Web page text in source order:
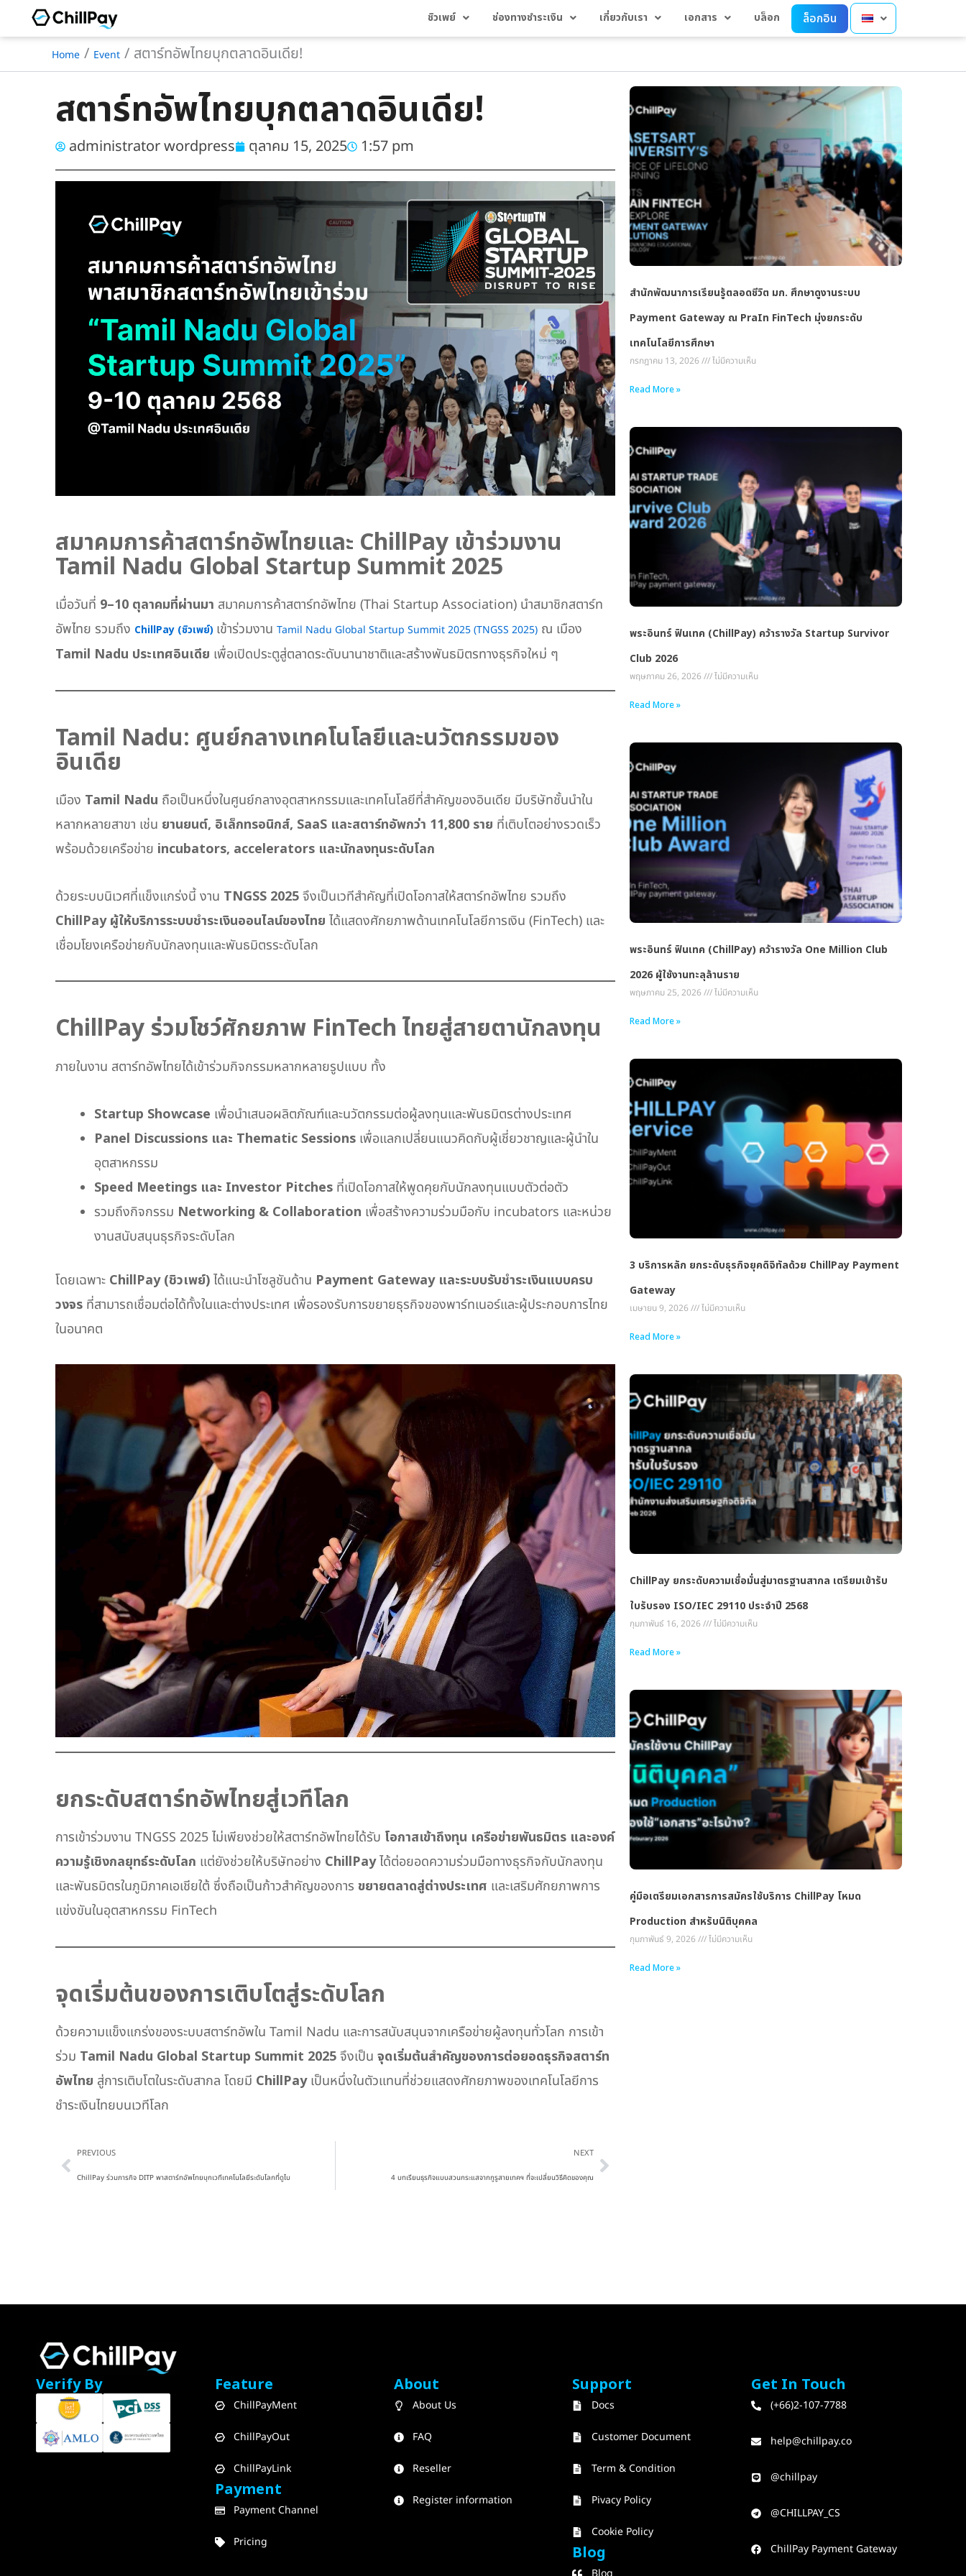
to
ชิวเพย์ ช่องทางชำระเงิน เกี่ยวกับเรา เอกสาร บล็อก ล็อกอิน
Home Event สตาร์ทอัพไทยบุกตลาดอินเดีย!
สตาร์ทอัพไทยบุกตลาดอินเดีย!
administrator wordpress ตุลาคม 15, 2025 1:57 pm
สมาคมการค้าสตาร์ทอัพไทยและ ChillPay เข้าร่วมงาน
Tamil Nadu Global Startup Summit 2025
เมื่อวันที่ 9–10 ตุลาคมที่ผ่านมา สมาคมการค้าสตาร์ทอัพไทย (Thai Startup Association) นำสมาชิกสตาร์ท
อัพไทย รวมถึง ChillPay (ชิวเพย์) เข้าร่วมงานTamil Nadu Global Startup Summit 2025 (TNGSS 2025) ณ เมือง
Tamil Nadu ประเทศอินเดีย เพื่อเปิดประตูสู่ตลาดระดับนานาชาติและสร้างพันธมิตรทางธุรกิจใหม่ ๆ
Tamil Nadu: ศูนย์กลางเทคโนโลยีและนวัตกรรมของ
อินเดีย
เมือง Tamil Nadu ถือเป็นหนึ่งในศูนย์กลางอุตสาหกรรมและเทคโนโลยีที่สำคัญของอินเดีย มีบริษัทชั้นนำใน
หลากหลายสาขา เช่น ยานยนต์, อิเล็กทรอนิกส์, SaaS และสตาร์ทอัพกว่า 11,800 ราย ที่เติบโตอย่างรวดเร็ว
พร้อมด้วยเครือข่าย incubators, accelerators และนักลงทุนระดับโลก
ด้วยระบบนิเวศที่แข็งแกร่งนี้ งาน TNGSS 2025จึงเป็นเวทีสำคัญที่เปิดโอกาสให้สตาร์ทอัพไทย รวมถึง
ChillPay ผู้ให้บริการระบบชำระเงินออนไลน์ของไทย ได้แสดงศักยภาพด้านเทคโนโลยีการเงิน (FinTech) และ
เชื่อมโยงเครือข่ายกับนักลงทุนและพันธมิตรระดับโลก
ChillPay ร่วมโชว์ศักยภาพ FinTech ไทยสู่สายตานักลงทุน
ภายในงาน สตาร์ทอัพไทยได้เข้าร่วมกิจกรรมหลากหลายรูปแบบ ทั้ง
Startup Showcase เพื่อนำเสนอผลิตภัณฑ์และนวัตกรรมต่อผู้ลงทุนและพันธมิตรต่างประเทศ
Panel Discussions และ Thematic Sessions เพื่อแลกเปลี่ยนแนวคิดกับผู้เชี่ยวชาญและผู้นำใน
อุตสาหกรรม
Speed Meetings และ Investor Pitches ที่เปิดโอกาสให้พูดคุยกับนักลงทุนแบบตัวต่อตัว
รวมถึงกิจกรรม Networking & Collaboration เพื่อสร้างความร่วมมือกับ incubators และหน่วย
งานสนับสนุนธุรกิจระดับโลก
โดยเฉพาะ ChillPay (ชิวเพย์)ได้แนะนำโซลูชันด้าน Payment Gateway และระบบรับชำระเงินแบบครบ
วงจร ที่สามารถเชื่อมต่อได้ทั้งในและต่างประเทศ เพื่อรองรับการขยายธุรกิจของพาร์ทเนอร์และผู้ประกอบการไทย
ในอนาคต
ยกระดับสตาร์ทอัพไทยสู่เวทีโลก
การเข้าร่วมงาน TNGSS 2025 ไม่เพียงช่วยให้สตาร์ทอัพไทยได้รับ โอกาสเข้าถึงทุน เครือข่ายพันธมิตร และองค์
ความรู้เชิงกลยุทธ์ระดับโลก แต่ยังช่วยให้บริษัทอย่าง ChillPayได้ต่อยอดความร่วมมือทางธุรกิจกับนักลงทุน
และพันธมิตรในภูมิภาคเอเชียใต้ ซึ่งถือเป็นก้าวสำคัญของการขยายตลาดสู่ต่างประเทศ และเสริมศักยภาพการ
แข่งขันในอุตสาหกรรม FinTech
จุดเริ่มต้นของการเติบโตสู่ระดับโลก
ด้วยความแข็งแกร่งของระบบสตาร์ทอัพใน Tamil Nadu และการสนับสนุนจากเครือข่ายผู้ลงทุนทั่วโลก การเข้า
ร่วม Tamil Nadu Global Startup Summit 2025จึงเป็นจุดเริ่มต้นสำคัญของการต่อยอดธุรกิจสตาร์ท
อัพไทย สู่การเติบโตในระดับสากล โดยมี ChillPayเป็นหนึ่งในตัวแทนที่ช่วยแสดงศักยภาพของเทคโนโลยีการ
ชำระเงินไทยบนเวทีโลก
Prev
PREVIOUS
ChillPay ร่วมภารกิจ DITP พาสตาร์ทอัพไทยบุกเวทีเทคโนโลยีระดับโลกที่ดูไบ
NEXT
4 บทเรียนธุรกิจแบบสวนกระแสจากกูรูสายเทคฯ ที่จะเปลี่ยนวิธีคิดของคุณ
Next
สำนักพัฒนาการเรียนรู้ตลอดชีวิต มก. ศึกษาดูงานระบบ
Payment Gateway ณ PraIn FinTech มุ่งยกระดับ
เทคโนโลยีการศึกษา
กรกฎาคม 13, 2026 ไม่มีความเห็น
Read More »
พระอินทร์ ฟินเทค (ChillPay) คว้ารางวัล Startup Survivor
Club 2026
พฤษภาคม 26, 2026 ไม่มีความเห็น
Read More »
พระอินทร์ ฟินเทค (ChillPay) คว้ารางวัล One Million Club
2026 ผู้ใช้งานทะลุล้านราย
พฤษภาคม 25, 2026 ไม่มีความเห็น
Read More »
3 บริการหลัก ยกระดับธุรกิจยุคดิจิทัลด้วย ChillPay Payment
Gateway
เมษายน 9, 2026 ไม่มีความเห็น
Read More »
ChillPay ยกระดับความเชื่อมั่นสู่มาตรฐานสากล เตรียมเข้ารับ
ใบรับรอง ISO/IEC 29110 ประจำปี 2568
กุมภาพันธ์ 16, 2026 ไม่มีความเห็น
Read More »
คู่มือเตรียมเอกสารการสมัครใช้บริการ ChillPay โหมด
Production สำหรับนิติบุคคล
กุมภาพันธ์ 9, 2026 ไม่มีความเห็น
Read More »
Verify By Feature
ChillPayMent
ChillPayOut
ChillPayLink
Payment
Payment Channel
Pricing
About
About Us
FAQ
Reseller
Register information
Support
Docs
Customer Document
Term & Condition
Pivacy Policy
Cookie Policy
Blog
Get In Touch
(+66)2-107-7788
help@chillpay.co​
@chillpay​
@CHILLPAY_CS​
ChillPay Payment Gateway​